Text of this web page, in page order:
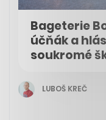
Bageterie
účňák a
soukromé
LUBOŠ KREČ